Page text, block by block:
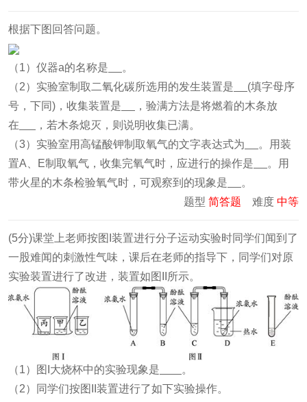
根据下图回答问题。
（1）仪器a的名称是
。
（2）实验室制取二氧化碳所选用的发生装置是
(填字母序
号，下同)，收集装置是
，验满方法是将燃着的木条放
在
，若木条熄灭，则说明收集已满。
（3）实验室用高锰酸钾制取氧气的文字表达式为
。用装
置A、E制取氧气，收集完氧气时，应进行的操作是
。用
带火星的木条检验氧气时，可观察到的现象是
。
题型 简答题 难度 中等
(5分)课堂上老师按图I装置进行分子运动实验时同学们闻到了
一股难闻的刺激性气味，课后在老师的指导下，同学们对原
实验装置进行了改进，装置如图II所示。
（1）图I大烧杯中的实验现象是
。
（2）同学们按图II装置进行了如下实验操作。